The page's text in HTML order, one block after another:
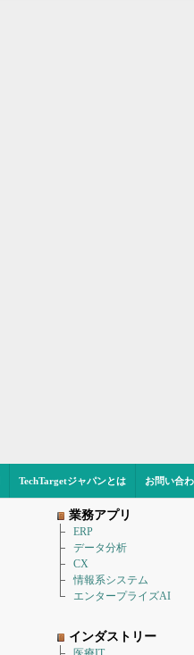
TechTargetジャパンとは お問い合
業務アプリ
ERP
データ分析
CX
情報系システム
エンタープライズAI
インダストリー